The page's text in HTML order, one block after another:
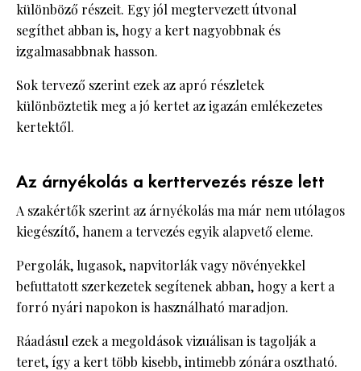
különböző részeit. Egy jól megtervezett útvonal
segíthet abban is, hogy a kert nagyobbnak és
izgalmasabbnak hasson.
Sok tervező szerint ezek az apró részletek
különböztetik meg a jó kertet az igazán emlékezetes
kertektől.
Az árnyékolás a kerttervezés része lett
A szakértők szerint az árnyékolás ma már nem utólagos
kiegészítő, hanem a tervezés egyik alapvető eleme.
Pergolák, lugasok, napvitorlák vagy növényekkel
befuttatott szerkezetek segítenek abban, hogy a kert a
forró nyári napokon is használható maradjon.
Ráadásul ezek a megoldások vizuálisan is tagolják a
teret, így a kert több kisebb, intimebb zónára osztható.